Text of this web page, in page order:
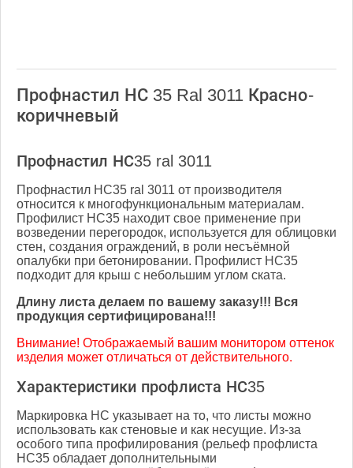
Профнастил НС 35 Ral 3011 Красно-
коричневый
Профнастил НС35 ral 3011
Профнастил НС35 ral 3011 от производителя
относится к многофункциональным материалам.
Профилист НС35 находит свое применение при
возведении перегородок, используется для облицовки
стен, создания ограждений, в роли несъёмной
опалубки при бетонировании. Профилист НС35
подходит для крыш с небольшим углом ската.
Длину листа делаем по вашему заказу!!! Вся
продукция сертифицирована!!!
Внимание! Отображаемый вашим монитором оттенок
изделия может отличаться от действительного.
Характеристики профлиста НС35
Маркировка НС указывает на то, что листы можно
использовать как стеновые и как несущие. Из-за
особого типа профилирования (рельеф профлиста
НС35 обладает дополнительными